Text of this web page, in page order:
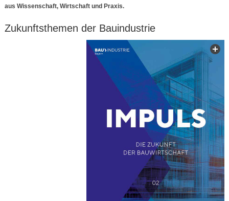
aus Wissenschaft, Wirtschaft und Praxis.
Zukunftsthemen der Bauindustrie